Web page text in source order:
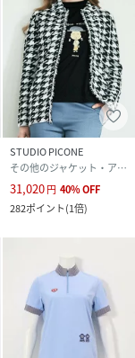
STUDIO PICONE
その他のジャケット・アウター
31,020円 40%OFF
282ポイント(1倍)